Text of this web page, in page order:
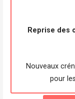
Reprise des
Nouveaux
pour